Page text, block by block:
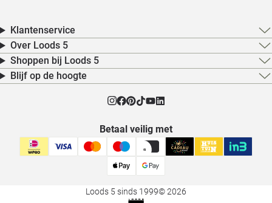
Klantenservice
Over Loods 5
Shoppen bij Loods 5
Blijf op de hoogte
Betaal veilig met
Loods 5 sinds 1999© 2026